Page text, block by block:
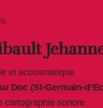
et acousmatique
Doc (St-Germain-
cartographie sonore